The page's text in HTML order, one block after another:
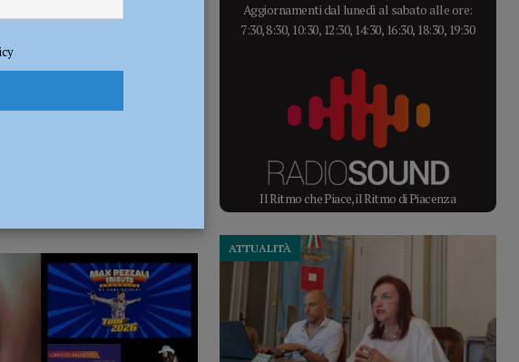
Aggiornamenti dal lunedì al sabato alle ore:
7:30, 8:30, 10:30, 12:30, 14:30, 16:30, 18:30, 19:30
Il Ritmo che Piace, il Ritmo di Piacenza
ATTUALITÀ